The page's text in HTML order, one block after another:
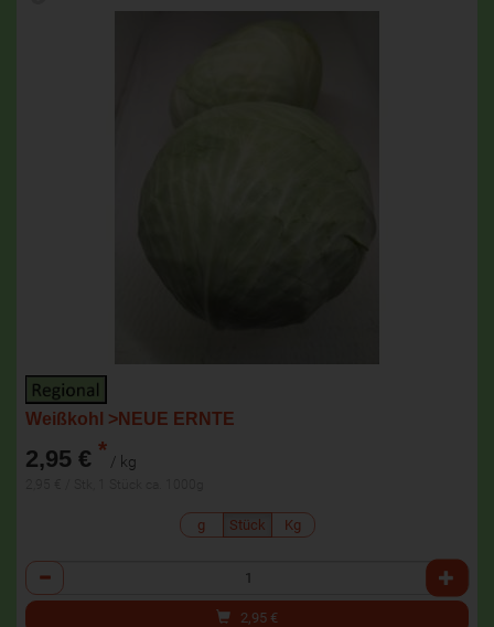
Weißkohl >NEUE ERNTE
2,95 € * / kg
g Stück Kg
Anzahl
2,95 €